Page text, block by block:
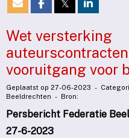
𝕏
Wet versterking
vooruitgang voor
Geplaatst op 27-06-2023 -
Beeldrechten - Bron:
Persbericht Federatie
27-6-2023